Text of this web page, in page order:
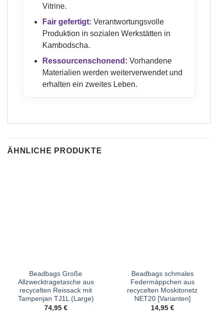
Vitrine.
Fair gefertigt: Verantwortungsvolle
Produktion in sozialen Werkstätten in
Kambodscha.
Ressourcenschonend: Vorhandene
Materialien werden weiterverwendet und
erhalten ein zweites Leben.
ÄHNLICHE PRODUKTE
Beadbags Große
Allzwecktragetasche aus
recycelten Reissack mit
Tampenjan TJ1L (Large)
74,95 €
Beadbags schmales
Federmäppchen aus
recycelten Moskitonetz
NET20 [Varianten]
14,95 €